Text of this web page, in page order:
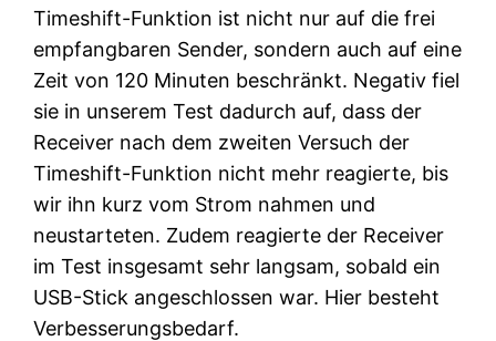
Timeshift-Funktion ist nicht nur auf die frei
empfangbaren Sender, sondern auch auf eine
Zeit von 120 Minuten beschränkt. Negativ fiel
sie in unserem Test dadurch auf, dass der
Receiver nach dem zweiten Versuch der
Timeshift-Funktion nicht mehr reagierte, bis
wir ihn kurz vom Strom nahmen und
neustarteten. Zudem reagierte der Receiver
im Test insgesamt sehr langsam, sobald ein
USB-Stick angeschlossen war. Hier besteht
Verbesserungsbedarf.